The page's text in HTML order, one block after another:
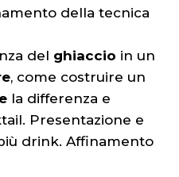
della tecnica
del ghiaccio in un
, come costruire un
la differenza e
Presentazione e
drink. Affinamento